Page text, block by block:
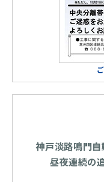
神戸淡路鳴門
昼夜連続の